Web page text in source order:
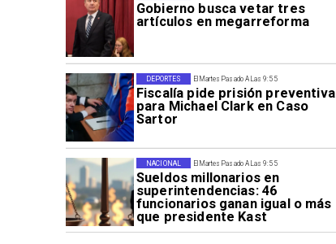
Gobierno busca vetar tres
artículos en megarreforma
El Martes Pasado A Las 9:55
Fiscalía pide prisión preventiva
para Michael Clark en Caso
Sartor
DEPORTES
El Martes Pasado A Las 9:55
Sueldos millonarios en
superintendencias: 46
funcionarios ganan igual o más
que presidente Kast
NACIONAL